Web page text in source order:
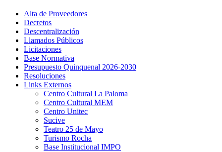
Alta de Proveedores
Decretos
Descentralización
Llamados Públicos
Licitaciones
Base Normativa
Presupuesto Quinquenal 2026-2030
Resoluciones
Links Externos
Centro Cultural La Paloma
Centro Cultural MEM
Centro Unitec
Sucive
Teatro 25 de Mayo
Turismo Rocha
Base Institucional IMPO